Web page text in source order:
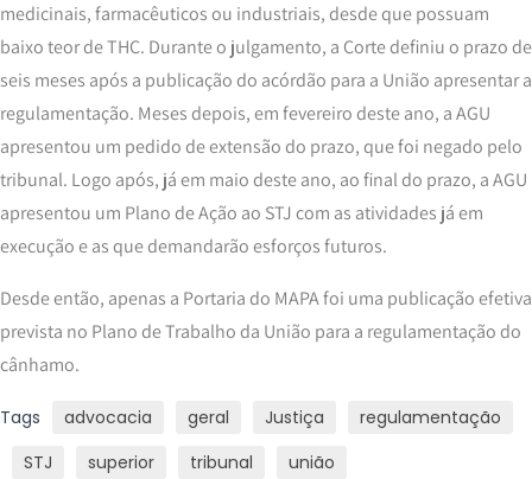
medicinais, farmacêuticos ou industriais, desde que possuam
baixo teor de THC. Durante o julgamento, a Corte definiu o prazo de
seis meses após a publicação do acórdão para a União apresentar a
regulamentação. Meses depois, em fevereiro deste ano, a AGU
apresentou um pedido de extensão do prazo, que foi negado pelo
tribunal. Logo após, já em maio deste ano, ao final do prazo, a AGU
apresentou um Plano de Ação ao STJ com as atividades já em
execução e as que demandarão esforços futuros.
Desde então, apenas a Portaria do MAPA foi uma publicação efetiva
prevista no Plano de Trabalho da União para a regulamentação do
cânhamo.
Tags advocacia geral Justiça
regulamentação
STJ
superior tribunal união